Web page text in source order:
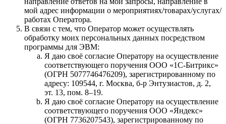
мой адрес информации о мероприятиях/товарах/услугах/
работах Оператора.
В связи с тем, что Оператор может осуществлять
обработку моих персональных данных посредством
программы для ЭВМ:
Я даю своё согласие Оператору на осуществление
соответствующего поручения ООО «1С‑Битрикс»
(ОГРН 5077746476209), зарегистрированному по
адресу: 109544, г. Москва, б‑р Энтузиастов, д. 2,
эт. 13, пом. 8–19.
Я даю своё согласие Оператору на осуществление
соответствующего поручения ООО «Яндекс»
(ОГРН 7736207543), зарегистрированному по